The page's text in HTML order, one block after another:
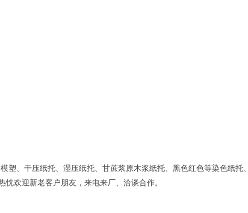
塑、干压纸托、湿压纸托、甘蔗浆原木浆纸托、黑色红色等染色纸
欢迎新老客户朋友，来电来厂、洽谈合作。